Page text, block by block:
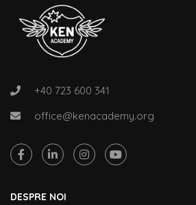
+40 723 600 341
office@kenacademy.org
DESPRE NOI